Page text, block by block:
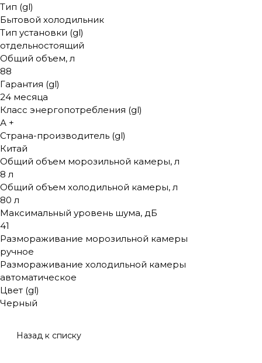
Тип (gl)
Бытовой холодильник
Тип установки (gl)
отдельностоящий
Общий объем, л
88
Гарантия (gl)
24 месяца
Класс энергопотребления (gl)
А +
Страна-производитель (gl)
Китай
Общий объем морозильной камеры, л
8 л
Общий объем холодильной камеры, л
80 л
Максимальный уровень шума, дБ
41
Размораживание морозильной камеры
ручное
Размораживание холодильной камеры
автоматическое
Цвет (gl)
Черный
Назад к списку